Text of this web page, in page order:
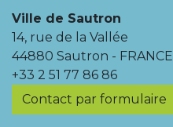
Ville de Sautron
14, rue de la Vallée
44880 Sautron - FRANCE
+33 2 51 77 86 86
Contact par formulaire